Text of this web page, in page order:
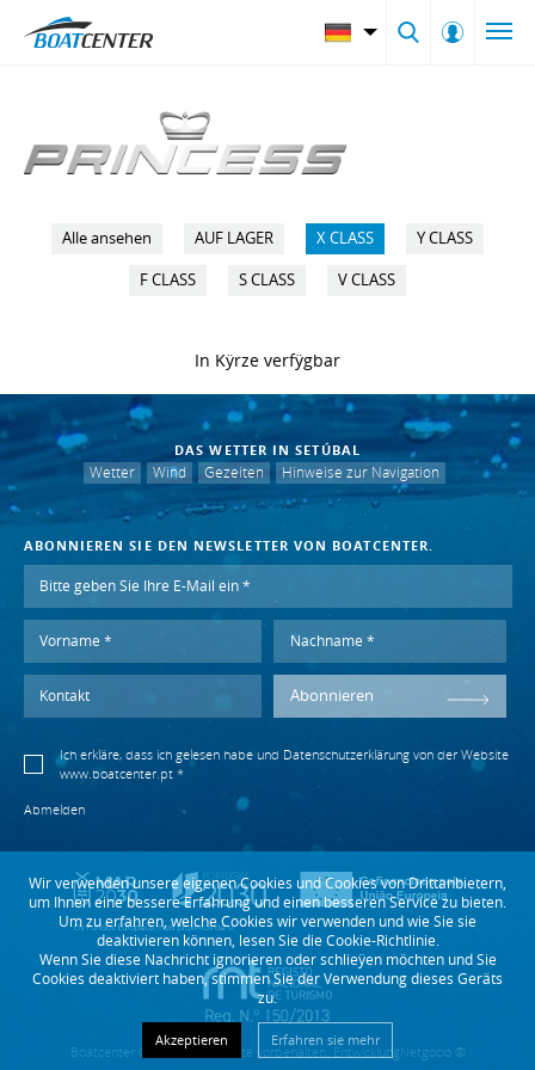
Alle ansehen AUF LAGER X CLASS Y CLASS
F CLASS S CLASS V CLASS
In Kÿrze verfÿgbar
DAS WETTER IN SETÚBAL
Wetter
Wind Gezeiten Hinweise zur Navigation
ABONNIEREN SIE DEN NEWSLETTER VON BOATCENTER.
Abonnieren
Ich erkläre, dass ich gelesen habe und Datenschutzerklärungvon der Website
www.boatcenter.pt *
Abmelden
Boatcenter © 2018. Alle Rechte vorbehalten. EntwicklungNetgócio ®
Wir verwenden unsere eigenen Cookies und Cookies von Drittanbietern,
um Ihnen eine bessere Erfahrung und einen besseren Service zu bieten.
Um zu erfahren, welche Cookies wir verwenden und wie Sie sie
deaktivieren können, lesen Sie die Cookie-Richtlinie.
Wenn Sie diese Nachricht ignorieren oder schlieÿen möchten und Sie
Cookies deaktiviert haben, stimmen Sie der Verwendung dieses Geräts
zu.
Akzeptieren Erfahren sie mehr